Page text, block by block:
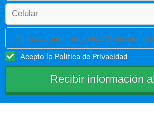
¿Tienes alguna pregunta? Selecciónala
Acepto la Política de Privacidad